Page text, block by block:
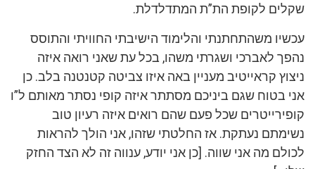
שקלים לקופת הת”ת המתדלדלת.
עכשיו משהתחתנתי והלימוד הישיבתי החוויתי והתוסס
נהפך לאברכי ושגרתי משהו, בכל עת שאני רואה איזה
ניצוץ קראייטיב מעניין באה איזו צביטה קטנטנה בלב. כן
אני בטוח שגם ביניכם מסתתר איזה קופי נסתר מאותם ל”ו
קופירייטרים שכל פעם שהם רואים איזה רעיון טוב
נשימתם נעתקת. אז החלטתי שזהו, אני הולך להראות
לכולם מה אני שווה. [כן אני יודע, ענווה זה לא הצד החזק